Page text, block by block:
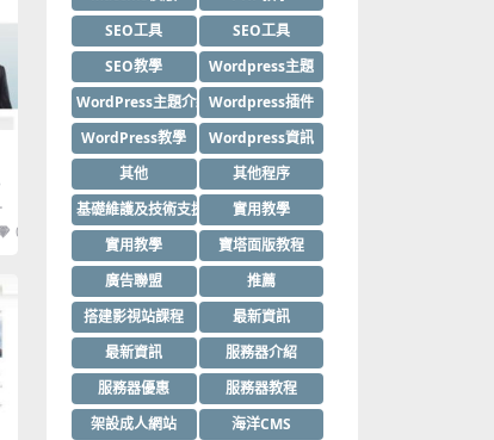
0
SEO工具
SEO工具
SEO教學
Wordpress主題
WordPress主題介紹Wordpress插件
WordPress教學
Wordpress資訊
其他
其他程序
基礎維護及技術支援
實用教學
實用教學
寶塔面版教程
廣告聯盟
推薦
搭建影視站課程
最新資訊
最新資訊
服務器介紹
服務器優惠
服務器教程
架設成人網站
海洋CMS